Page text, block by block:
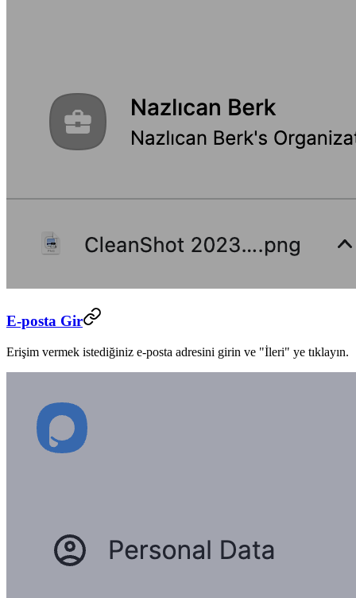
E-posta Gir
Erişim vermek istediğiniz e-posta adresini girin ve "İleri" ye tıklayın.